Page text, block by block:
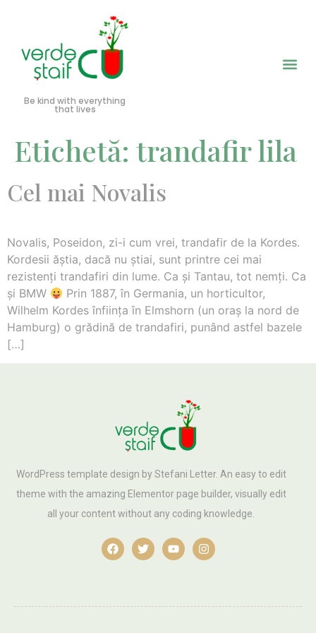
Be kind with everything
that lives
Etichetă: trandafir lila
Cel mai Novalis
Novalis, Poseidon, zi-i cum vrei, trandafir de la Kordes.
Kordesii ăştia, dacă nu ştiai, sunt printre cei mai
rezistenţi trandafiri din lume. Ca şi Tantau, tot nemţi. Ca
şi BMW
Prin 1887, în Germania, un horticultor,
Wilhelm Kordes înfiinţa în Elmshorn (un oraş la nord de
Hamburg) o grădină de trandafiri, punând astfel bazele
[…]
WordPress template design by Stefani Letter. An easy to edit
theme with the amazing Elementor page builder, visually edit
all your content without any coding knowledge.